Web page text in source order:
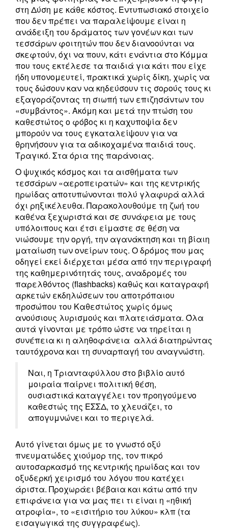
στη Δύση με κάθε κόστος. Εντυπωσιακό στοιχείο
που δεν πρέπει να παραλείψουμε είναι η
ανάδειξη του δράματος των γονέων και των
τεσσάρων φοιτητών που δεν διανοούνται να
σκεφτούν, όχι να πουν, κάτι ενάντια στο Κόμμα
που τους εκτέλεσε τα παιδιά για κάτι που είχε
ήδη υπονομευτεί, πρακτικά χωρίς δίκη, χωρίς να
τους δώσουν καν να κηδεύσουν τις σορούς τους κι
εξαγοράζοντας τη σιωπή των επιζησάντων του
«συμβάντος». Ακόμη και μετά την πτώση του
καθεστώτος ο φόβος κι η καχυποψία δεν
μπορούν να τους εγκαταλείψουν για να
θρηνήσουν για τα αδικοχαμένα παιδιά τους.
Τραγικό. Στα όρια της παράνοιας.
Ο ψυχικός κόσμος και τα αισθήματα των
τεσσάρων «αεροπειρατών» και της κεντρικής
ηρωίδας αποτυπώνονται πολύ γλαφυρά αλλά
όχι ρηξικέλευθα. Παρακολουθούμε τη ζωή του
καθένα ξεχωριστά και σε συνάφεια με τους
υπόλοιπους και έτσι είμαστε σε θέση να
νιώσουμε την οργή, την αγανάκτηση και τη βίαιη
ματαίωση των ονείρων τους. Ο δρόμος που μας
οδηγεί εκεί διέρχεται μέσα από την περιγραφή
της καθημερινότητάς τους, αναδρομές του
παρελθόντος (flashbacks) καθώς και καταγραφή
αρκετών εκδηλώσεων του αποτρόπαιου
προσώπου του Καθεστώτος χωρίς όμως
ανούσιους λυρισμούς και πλατειάσματα. Όλα
αυτά γίνονται με τρόπο ώστε να τηρείται η
συνέπεια κι η αληθοφάνεια αλλά διατηρώντας
ταυτόχρονα και τη συναρπαγή του αναγνώστη.
Ναι, η Τριανταφύλλου στο βιβλίο αυτό
μοιραία παίρνει πολιτική θέση,
ουσιαστικά καταγγέλει τον προηγούμενο
καθεστώς της ΕΣΣΔ, το χλευάζει, το
απογυμνώνει και το περιγελά.
Αυτό γίνεται όμως με το γνωστό οξύ
πνευματώδες χιούμορ της, τον πικρό
αυτοσαρκασμό της κεντρικής ηρωίδας και τον
οξυδερκή χειρισμό του λόγου που κατέχει
άριστα. Προχωράει βέβαια και κάτω από την
επιφάνεια για να μας πει τι είναι η «ηθική
ατροφία», το «εισιτήριο του λύκου» κλπ (τα
εισαγωγικά της συγγραφέως).